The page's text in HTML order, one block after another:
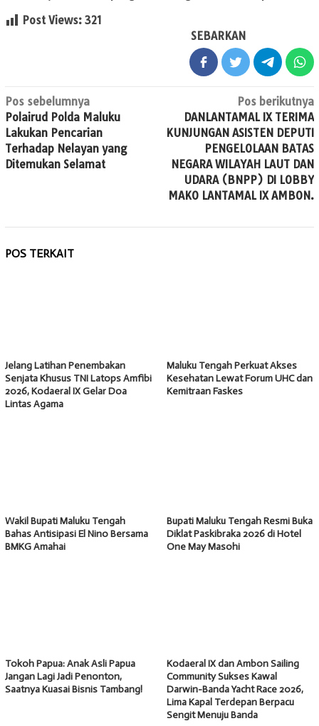
Post Views: 321
SEBARKAN
Navigasi
pos
Pos sebelumnya
Polairud Polda Maluku
Lakukan Pencarian
Terhadap Nelayan yang
Ditemukan Selamat
Pos berikutnya
DANLANTAMAL IX TERIMA
KUNJUNGAN ASISTEN DEPUTI
PENGELOLAAN BATAS
NEGARA WILAYAH LAUT DAN
UDARA (BNPP) DI LOBBY
MAKO LANTAMAL IX AMBON.
POS TERKAIT
Jelang Latihan Penembakan
Senjata Khusus TNI Latops Amfibi
2026, Kodaeral IX Gelar Doa
Lintas Agama
Maluku Tengah Perkuat Akses
Kesehatan Lewat Forum UHC dan
Kemitraan Faskes
Wakil Bupati Maluku Tengah
Bahas Antisipasi El Nino Bersama
BMKG Amahai
Bupati Maluku Tengah Resmi Buka
Diklat Paskibraka 2026 di Hotel
One May Masohi
Tokoh Papua: Anak Asli Papua
Jangan Lagi Jadi Penonton,
Saatnya Kuasai Bisnis Tambang!
Kodaeral IX dan Ambon Sailing
Community Sukses Kawal
Darwin-Banda Yacht Race 2026,
Lima Kapal Terdepan Berpacu
Sengit Menuju Banda